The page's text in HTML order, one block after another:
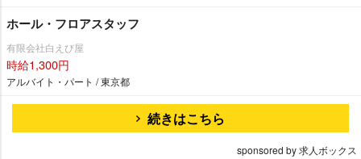
ホール・フロアスタッフ
有限会社白えび屋
時給1,300円
アルバイト・パート / 東京都
続きはこちら
sponsored by 求人ボックス